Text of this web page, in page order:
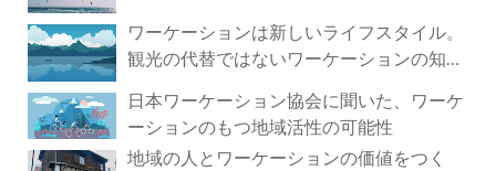
ワーケーションは新しいライフスタイル。
観光の代替ではないワーケーションの知ら
日本ワーケーション協会に聞いた、ワーケ
ーションのもつ地域活性の可能性
地域の人とワーケーションの価値をつく